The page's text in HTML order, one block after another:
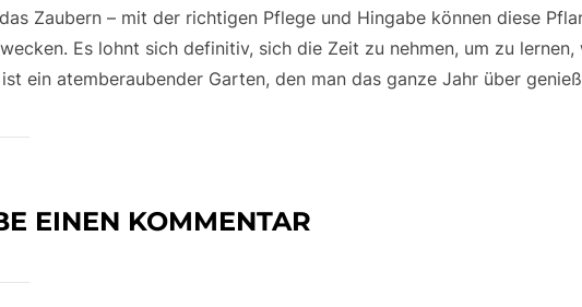
Zaubern – mit der richtigen Pflege und Hingabe können diese
Es lohnt sich definitiv, sich die Zeit zu nehmen, um zu
ein atemberaubender Garten, den man das ganze Jahr über
EINEN KOMMENTAR